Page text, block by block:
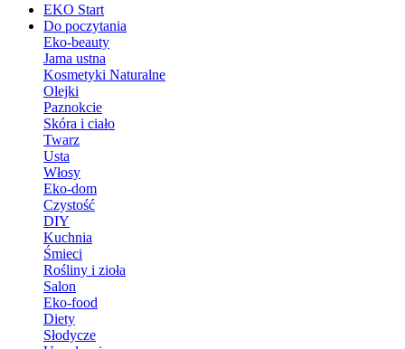
EKO Start
Do poczytania
Eko-beauty
Jama ustna
Kosmetyki Naturalne
Olejki
Paznokcie
Skóra i ciało
Twarz
Usta
Włosy
Eko-dom
Czystość
DIY
Kuchnia
Śmieci
Rośliny i zioła
Salon
Eko-food
Diety
Słodycze